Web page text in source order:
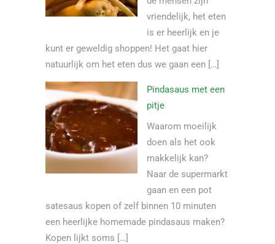
vriendelijk, het eten
is er heerlijk en je
kunt er geweldig shoppen! Het gaat hier
natuurlijk om het eten dus we gaan een […]
Pindasaus met een
pitje
Waarom moeilijk
doen als het ook
makkelijk kan?
Naar de supermarkt
gaan en een pot
satesaus kopen of zelf binnen 10 minuten
een heerlijke homemade pindasaus maken?
Kopen lijkt soms […]